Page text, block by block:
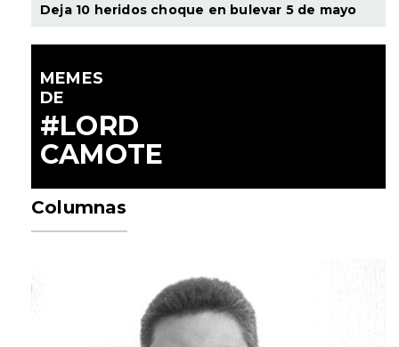
Deja 10 heridos choque en bulevar 5 de mayo
MEMES
DE
#LORD
CAMOTE
Columnas